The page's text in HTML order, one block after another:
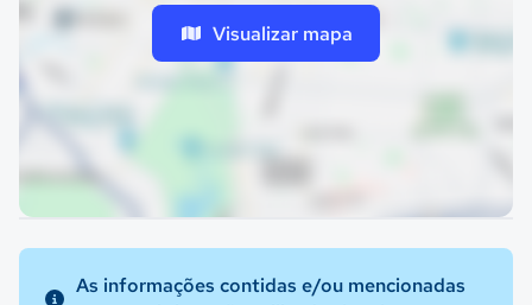
Visualizar mapa
As informações contidas e/ou mencionadas